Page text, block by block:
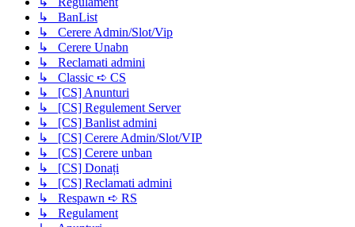
↳ BanList
↳ Cerere Admin/Slot/Vip
↳ Cerere Unabn
↳ Reclamati admini
↳ Classic ➪ CS
↳ [CS] Anunturi
↳ [CS] Regulement Server
↳ [CS] Banlist admini
↳ [CS] Cerere Admin/Slot/VIP
↳ [CS] Cerere unban
↳ [CS] Donați
↳ [CS] Reclamati admini
↳ Respawn ➪ RS
↳ Regulament